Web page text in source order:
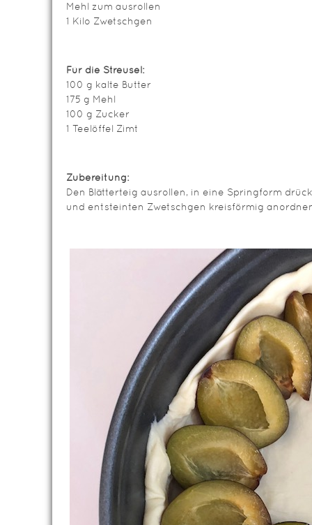
Mehl zum ausrollen
1 Kilo Zwetschgen
Für die Streusel:
100 g kalte Butter
175 g Mehl
100 g Zucker
1 Teelöffel Zimt
Zubereitung:
Den Blätterteig ausrollen, in eine Springform
und entsteinten Zwetschgen kreisförmig